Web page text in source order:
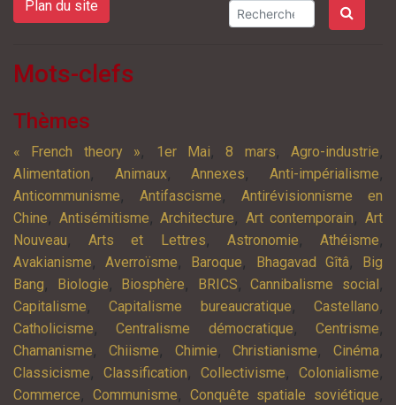
Plan du site
Mots-clefs
Thèmes
« French theory », 1er Mai,8 mars, Agro-industrie,
Alimentation, Animaux,Annexes,Anti-impérialisme,
Anticommunisme, Antifascisme, Antirévisionnisme en
Chine, Antisémitisme,Architecture, Art contemporain,Art
Nouveau,Arts et Lettres, Astronomie,Athéisme,
Avakianisme,Averroïsme, Baroque, Bhagavad Gîtâ,
Big
Bang, Biologie, Biosphère, BRICS,Cannibalisme social ,
Capitalisme,Capitalisme bureaucratique,Castellano,
Catholicisme,Centralisme démocratique,Centrisme,
Chamanisme, Chiisme, Chimie,Christianisme, Cinéma,
Classicisme, Classification, Collectivisme, Colonialisme,
Commerce, Communisme, Conquête spatiale soviétique,